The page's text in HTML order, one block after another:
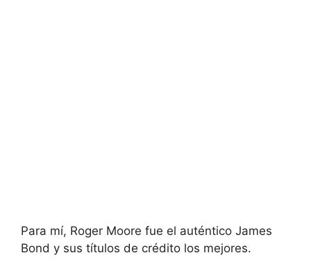
Para mí, Roger Moore fue el auténtico James
Bond y sus títulos de crédito los mejores.